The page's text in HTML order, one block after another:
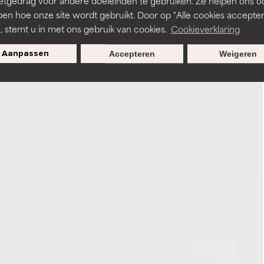
hoe onze site wordt gebruikt. Door op "Alle cookies
stemt u in met ons gebruik van cookies. Cookieverklaring
Aanpassen Weigeren
Accepteren